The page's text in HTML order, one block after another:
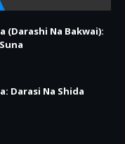
(Darashi Na Bakwai):
Darasi Na Shida